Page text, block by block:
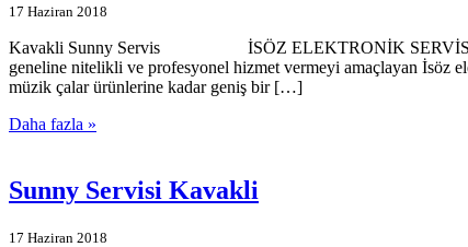
17 Haziran 2018
Kavakli Sunny Servis İSÖZ ELEKTRONİK SERVİSİMİZE
geneline nitelikli ve profesyonel hizmet vermeyi amaçlayan İsöz
müzik çalar ürünlerine kadar geniş bir […]
Daha fazla »
Sunny Servisi Kavakli
17 Haziran 2018